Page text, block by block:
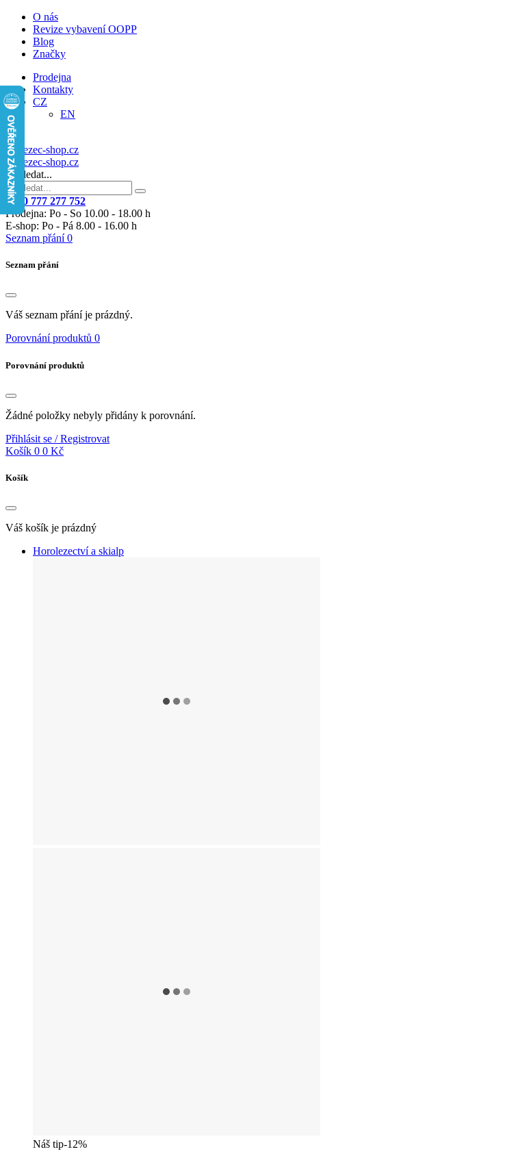
O nás
Revize vybavení OOPP
Blog
Značky
Prodejna
Kontakty
CZ
EN
Vyhledat...
+420 777 277 752
Prodejna: Po - So 10.00 - 18.00 h
E-shop: Po - Pá 8.00 - 16.00 h
Seznam přání 0
Seznam přání
Váš seznam přání je prázdný.
Porovnání produktů 0
Porovnání produktů
Žádné položky nebyly přidány k porovnání.
Přihlásit se / Registrovat
Košík 0 0 Kč
Košík
Váš košík je prázdný
Horolezectví a skialp
Náš tip-12%